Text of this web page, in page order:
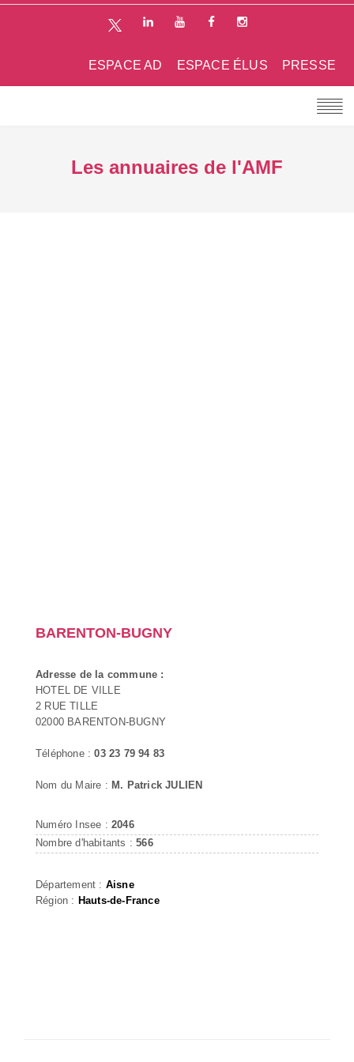
PRESSE
ESPACE ÉLUS
ESPACE AD
Les annuaires de l'AMF
BARENTON-BUGNY
Adresse de la commune :
HOTEL DE VILLE
2 RUE TILLE
02000 BARENTON-BUGNY
Téléphone :03 23 79 94 83
Nom du Maire : M. Patrick JULIEN
Numéro Insee : 2046
Nombre d'habitants :566
Département : Aisne
Région : Hauts-de-France